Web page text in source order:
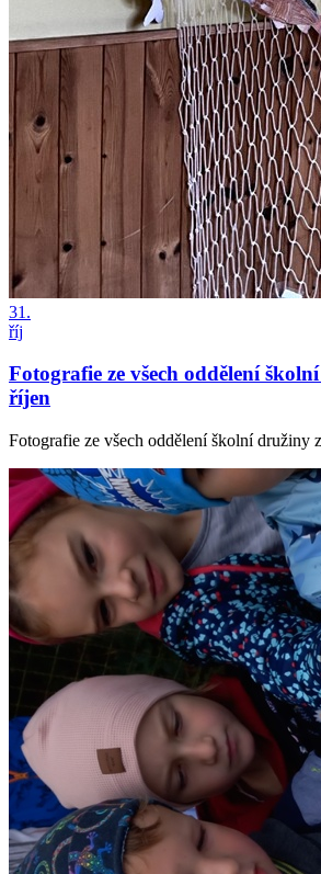
31.
říj
Fotografie ze všech oddělení
říjen
Fotografie ze všech oddělení školní družiny